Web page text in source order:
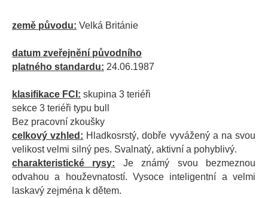
země původu: Velká Británie
datum zveřejnění původního
platného standardu: 24.06.1987
klasifikace FCI: skupina 3 teriéři
sekce 3 teriéři typu bull
Bez pracovní zkoušky
celkový vzhled: Hladkosrstý, dobře vyvážený a na svou
velikost velmi silný pes. Svalnatý, aktivní a pohyblivý.
charakteristické rysy: Je známý svou bezmeznou
odvahou a houževnatostí. Vysoce inteligentní a velmi
laskavý zejména k dětem.